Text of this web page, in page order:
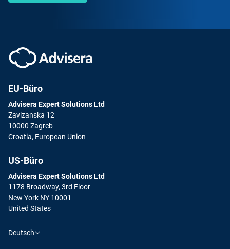
EU-Büro
Advisera Expert Solutions Ltd
Zavizanska 12
10000 Zagreb
Croatia, European Union
US-Büro
Advisera Expert Solutions Ltd
1178 Broadway, 3rd Floor
New York NY 10001
United States
Deutsch